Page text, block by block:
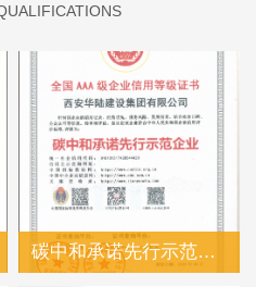
碳中和承诺先行示范企业